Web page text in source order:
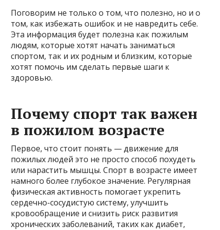
Поговорим не только о том, что полезно, но и о
том, как избежать ошибок и не навредить себе.
Эта информация будет полезна как пожилым
людям, которые хотят начать заниматься
спортом, так и их родным и близким, которые
хотят помочь им сделать первые шаги к
здоровью.
Почему спорт так важен
в пожилом возрасте
Первое, что стоит понять — движение для
пожилых людей это не просто способ похудеть
или нарастить мышцы. Спорт в возрасте имеет
намного более глубокое значение. Регулярная
физическая активность помогает укрепить
сердечно-сосудистую систему, улучшить
кровообращение и снизить риск развития
хронических заболеваний, таких как диабет,